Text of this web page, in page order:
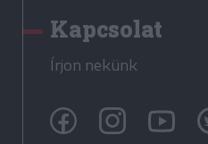
Kapcsolat
Írjon nekünk